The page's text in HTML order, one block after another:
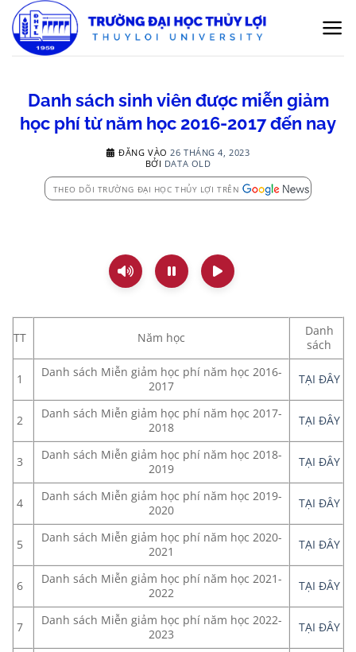
qua
nội
Danh sách sinh viên được miễn giảm
học phí từ năm học 2016-2017 đến nay
ĐĂNG VÀO 26 THÁNG 4, 2023
BỞI DATA OLD
THEO DÕI TRƯỜNG ĐẠI HỌC THỦY LỢI TRÊN
TT Năm học
Danh
sách
1
Danh sách Miễn giảm học phí năm học 2016-
2017
TẠI ĐÂY
2
Danh sách Miễn giảm học phí năm học 2017-
2018
TẠI ĐÂY
3
Danh sách Miễn giảm học phí năm học 2018-
2019
TẠI ĐÂY
4
Danh sách Miễn giảm học phí năm học 2019-
2020
TẠI ĐÂY
5
Danh sách Miễn giảm học phí năm học 2020-
2021
TẠI ĐÂY
6
Danh sách Miễn giảm học phí năm học 2021-
2022
TẠI ĐÂY
7
Danh sách Miễn giảm học phí năm học 2022-
2023
TẠI ĐÂY